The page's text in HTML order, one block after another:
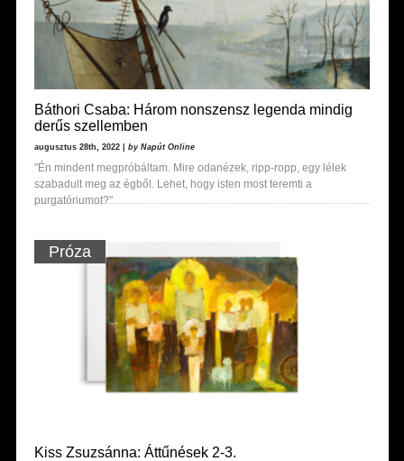
Báthori Csaba: Három nonszensz legenda mindig
derűs szellemben
augusztus 28th, 2022 | by Napút Online
"Én mindent megpróbáltam. Mire odanézek, ripp-ropp, egy lélek
szabadult meg az égből. Lehet, hogy isten most teremti a
purgatóriumot?"
Próza
Kiss Zsuzsánna: Áttűnések 2-3.